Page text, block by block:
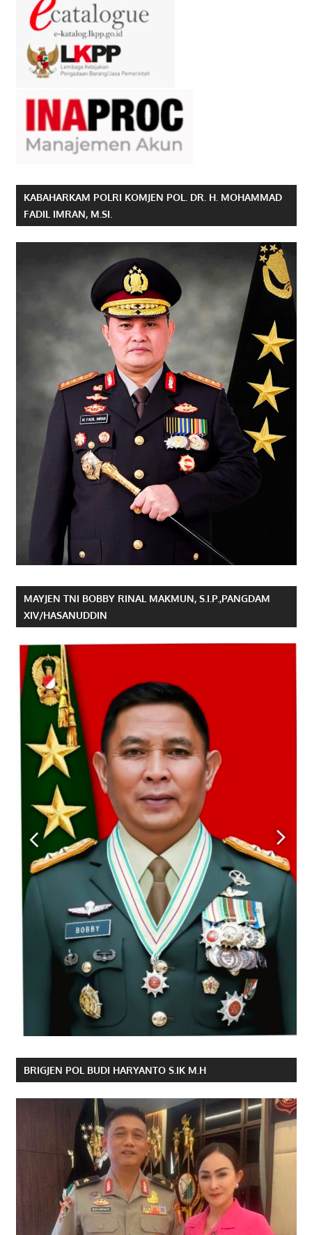
KABAHARKAM POLRI KOMJEN POL. DR. H. MOHAMMAD
FADIL IMRAN, M.SI.
MAYJEN TNI BOBBY RINAL MAKMUN, S.I.P.,PANGDAM
XIV/HASANUDDIN
BRIGJEN POL BUDI HARYANTO S.IK M.H